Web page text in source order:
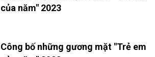
của năm" 2023
Công bố những gương mặt "Trẻ em